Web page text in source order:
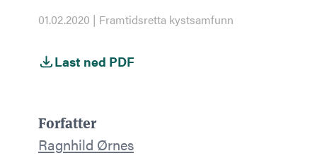
01.02.2020 | Framtidsretta kystsamfunn
Last ned PDF
Forfatter
Ragnhild Ørnes